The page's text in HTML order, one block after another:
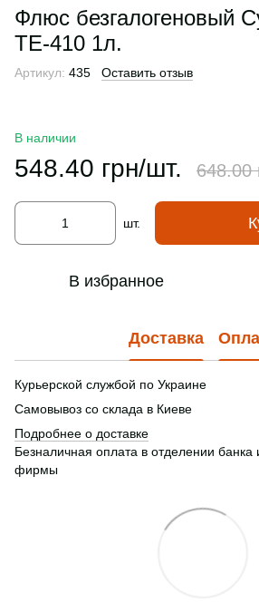
Флюс безгалогеновый
TE-410 1л.
Артикул: 435 Оставить отзыв
В наличии
548.40 грн/шт. 648.00
шт.
В избранное
Доставка
Курьерской службой по Украине
Самовывоз со склада в Киеве
Подробнее о доставке
Безналичная оплата в отделении
фирмы